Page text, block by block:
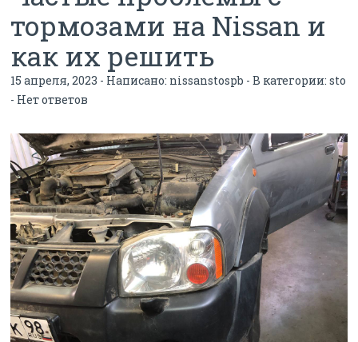
тормозами на Nissan и
как их решить
15 апреля, 2023 - Написано: nissanstospb - В категории:sto
- Нет ответов